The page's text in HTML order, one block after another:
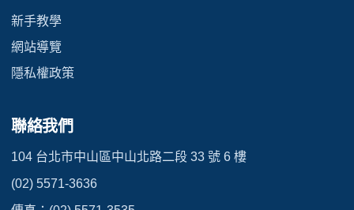
新手教學
網站導覽
隱私權政策
聯絡我們
104 台北市中山區中山北路二段 33 號 6 樓
(02) 5571-3636